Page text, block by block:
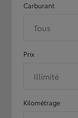
Carburant
Tous
Prix
Illimité
Kilométrage